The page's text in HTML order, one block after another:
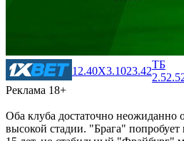
1 2.40X3.1023.42
ТБ
2.5
Реклама 18+
Оба клуба достаточно неожиданно
высокой стадии. "Брага" попробует